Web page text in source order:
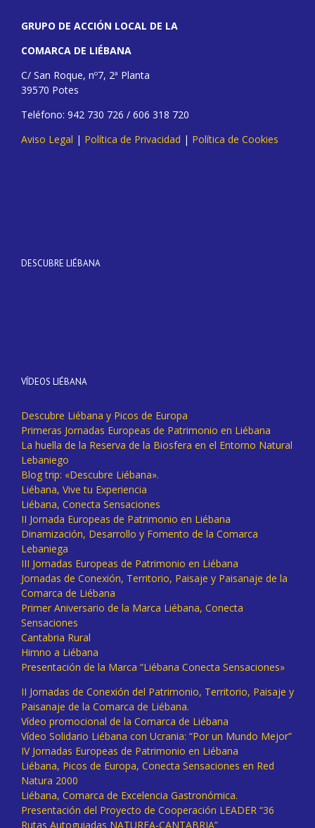
GRUPO DE ACCIÓN LOCAL DE LA
COMARCA DE LIÉBANA
C/ San Roque, nº7, 2ª Planta
39570 Potes
Teléfono: 942 730 726 / 606 318 720
Aviso Legal | Política de Privacidad | Política de Cookies
DESCUBRE LIÉBANA
VÍDEOS LIÉBANA
Descubre Liébana y Picos de Europa
Primeras Jornadas Europeas de Patrimonio en Liébana
La huella de la Reserva de la Biosfera en el Entorno Natural
Lebaniego
Blog trip: «Descubre Liébana».
Liébana, Vive tu Experiencia
Liébana, Conecta Sensaciones
II Jornada Europeas de Patrimonio en Liébana
Dinamización, Desarrollo y Fomento de la Comarca
Lebaniega
III Jornadas Europeas de Patrimonio en Liébana
Jornadas de Conexión, Territorio, Paisaje y Paisanaje de la
Comarca de Liébana
Primer Aniversario de la Marca Liébana, Conecta
Sensaciones
Cantabria Rural
Himno a Liébana
Presentación de la Marca “Liébana Conecta Sensaciones»
II Jornadas de Conexión del Patrimonio, Territorio, Paisaje y
Paisanaje de la Comarca de Liébana.
Vídeo promocional de la Comarca de Liébana
Vídeo Solidario Liébana con Ucrania: “Por un Mundo Mejor”
IV Jornadas Europeas de Patrimonio en Liébana
Liébana, Picos de Europa, Conecta Sensaciones en Red
Natura 2000
Liébana, Comarca de Excelencia Gastronómica.
Presentación del Proyecto de Cooperación LEADER “36
Rutas Autoguiadas NATUREA-CANTABRIA”